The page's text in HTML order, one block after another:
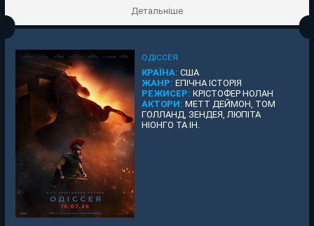
Детальніше
ОДІССЕЯ
КРАЇНА: США
ЖАНР: ЕПІЧНА ІСТОРІЯ
РЕЖИСЕР: КРІСТОФЕР НОЛАН
АКТОРИ: МЕТТ ДЕЙМОН, ТОМ
ГОЛЛАНД, ЗЕНДЕЯ, ЛЮПІТА
НІОНГО ТА ІН.